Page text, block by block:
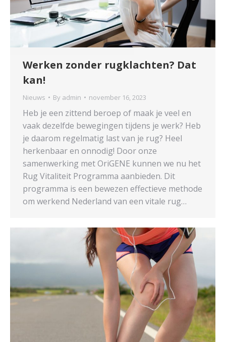
Werken zonder rugklachten? Dat
kan!
Nieuws By admin november 16, 2023
Heb je een zittend beroep of maak je veel en
vaak dezelfde bewegingen tijdens je werk? Heb
je daarom regelmatig last van je rug? Heel
herkenbaar en onnodig! Door onze
samenwerking met OriGENE kunnen we nu het
Rug Vitaliteit Programma aanbieden. Dit
programma is een bewezen effectieve methode
om werkend Nederland van een vitale rug…